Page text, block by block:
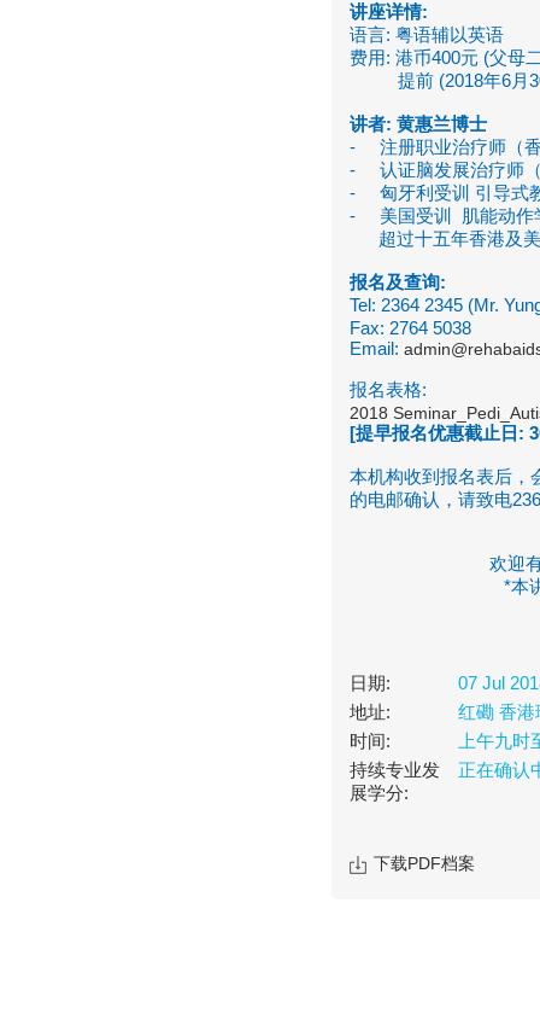
讲座详情:
语言: 粤语辅以英语
费用: 港币400元 (父母
提前 (2018年6月30
讲者: 黄惠兰博士
- 注册职业治疗师（
- 认证脑发展治疗师
- 匈牙利受训 引导式
- 美国受训 肌能动作
超过十五年香港及美
报名及查询:
Tel: 2364 2345 (Mr.
Fax: 2764 5038
Email:
报名表格:
2018
[提早报名优惠截止日 :
本机构收到报名表后，
的电邮确认，请致电
欢迎
*本
日期:
07 Jul
地址:
红磡 香
时间:
上午九时
持续专业发
展学分:
正在确认
下载PDF档案